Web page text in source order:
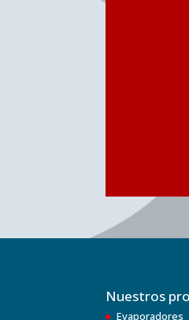
Nuestros
Evaporadores